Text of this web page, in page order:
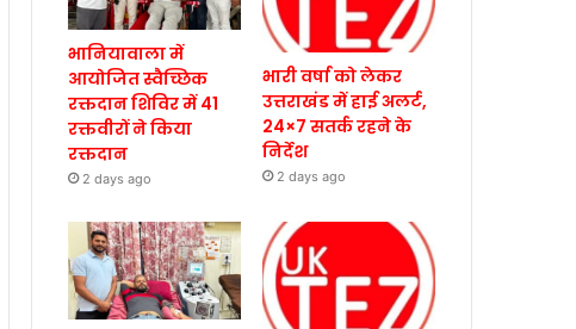
भानियावाला में
आयोजित स्वैच्छिक
रक्तदान शिविर में 41
रक्तवीरों ने किया
रक्तदान
2 days ago
भारी वर्षा को लेकर
उत्तराखंड में हाई अलर्ट,
24×7 सतर्क रहने के
निर्देश
2 days ago